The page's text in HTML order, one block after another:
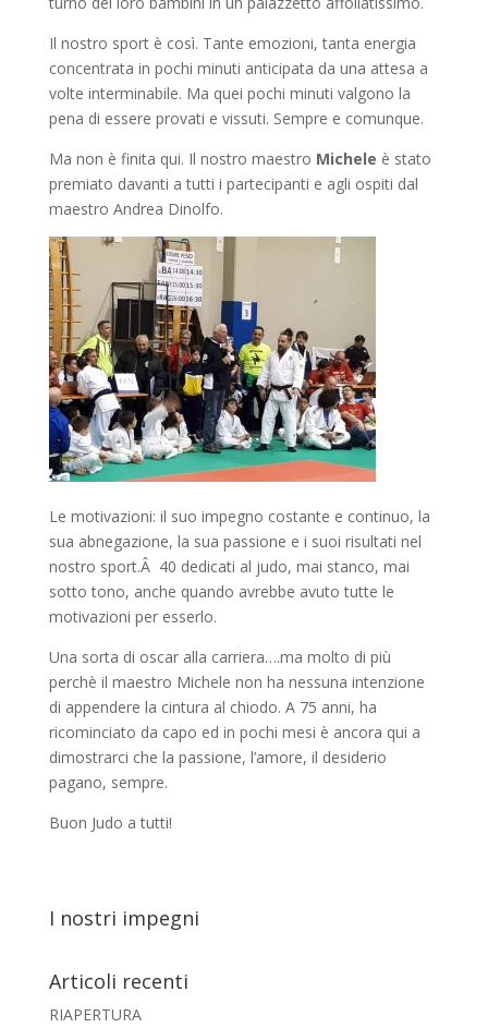
Il nostro sport è così. Tante emozioni, tanta energia
concentrata in pochi minuti anticipata da una attesa a
volte interminabile. Ma quei pochi minuti valgono la
pena di essere provati e vissuti. Sempre e comunque.
Ma non è finita qui. Il nostro maestro Michele è stato
premiato davanti a tutti i partecipanti e agli ospiti dal
maestro Andrea Dinolfo.
Le motivazioni: il suo impegno costante e continuo, la
sua abnegazione, la sua passione e i suoi risultati nel
nostro sport.Â 40 dedicati al judo, mai stanco, mai
sotto tono, anche quando avrebbe avuto tutte le
motivazioni per esserlo.
Una sorta di oscar alla carriera….ma molto di più
perchè il maestro Michele non ha nessuna intenzione
di appendere la cintura al chiodo. A 75 anni, ha
ricominciato da capo ed in pochi mesi è ancora qui a
dimostrarci che la passione, l’amore, il desiderio
pagano, sempre.
Buon Judo a tutti!
I nostri impegni
Articoli recenti
RIAPERTURA